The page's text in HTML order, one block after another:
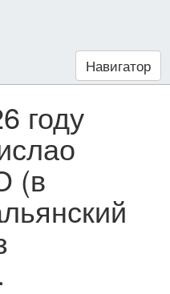
Навигатор
году
(в